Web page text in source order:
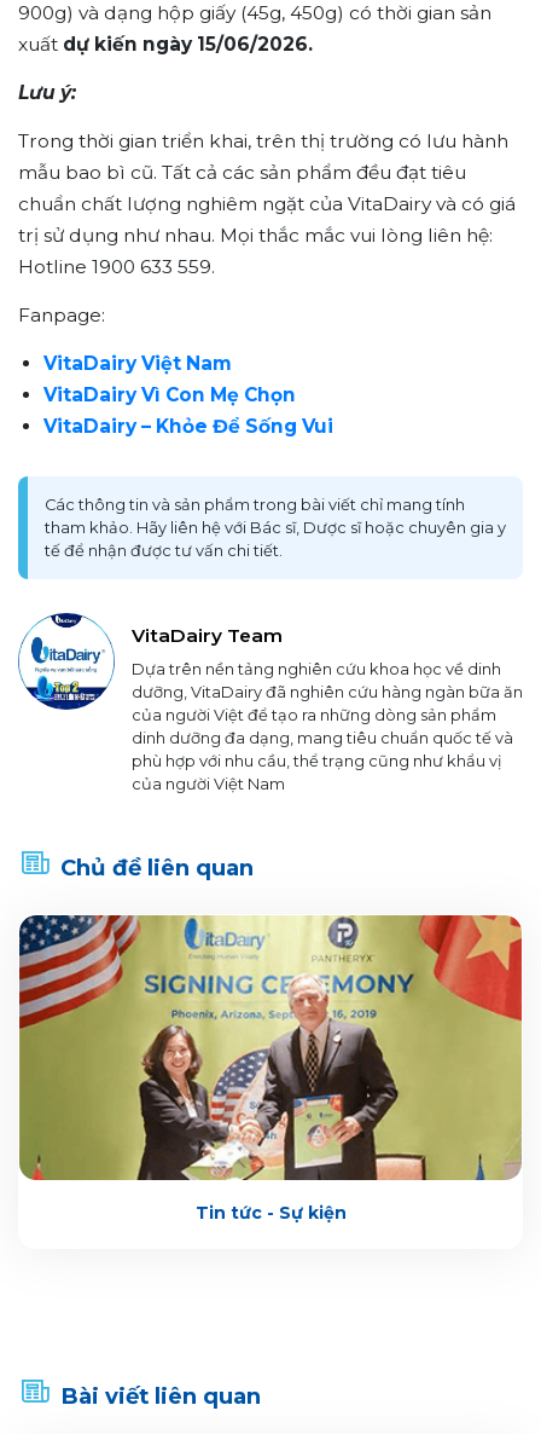
900g) và dạng hộp giấy (45g, 450g) có thời gian sản
xuất dự kiến ngày 15/06/2026.
Lưu ý:
Trong thời gian triển khai, trên thị trường có lưu hành
mẫu bao bì cũ. Tất cả các sản phẩm đều đạt tiêu
chuẩn chất lượng nghiêm ngặt của VitaDairy và có giá
trị sử dụng như nhau. Mọi thắc mắc vui lòng liên hệ:
Hotline 1900 633 559.
Fanpage:
VitaDairy Việt Nam
VitaDairy Vì Con Mẹ Chọn
VitaDairy – Khỏe Để Sống Vui
Các thông tin và sản phẩm trong bài viết chỉ mang tính
tham khảo. Hãy liên hệ với Bác sĩ, Dược sĩ hoặc chuyên gia y
tế để nhận được tư vấn chi tiết.
VitaDairy Team
Dựa trên nền tảng nghiên cứu khoa học về dinh
dưỡng, VitaDairy đã nghiên cứu hàng ngàn bữa ăn
của người Việt để tạo ra những dòng sản phẩm
dinh dưỡng đa dạng, mang tiêu chuẩn quốc tế và
phù hợp với nhu cầu, thể trạng cũng như khẩu vị
của người Việt Nam
Chủ đề liên quan
Tin tức - Sự kiện
Bài viết liên quan